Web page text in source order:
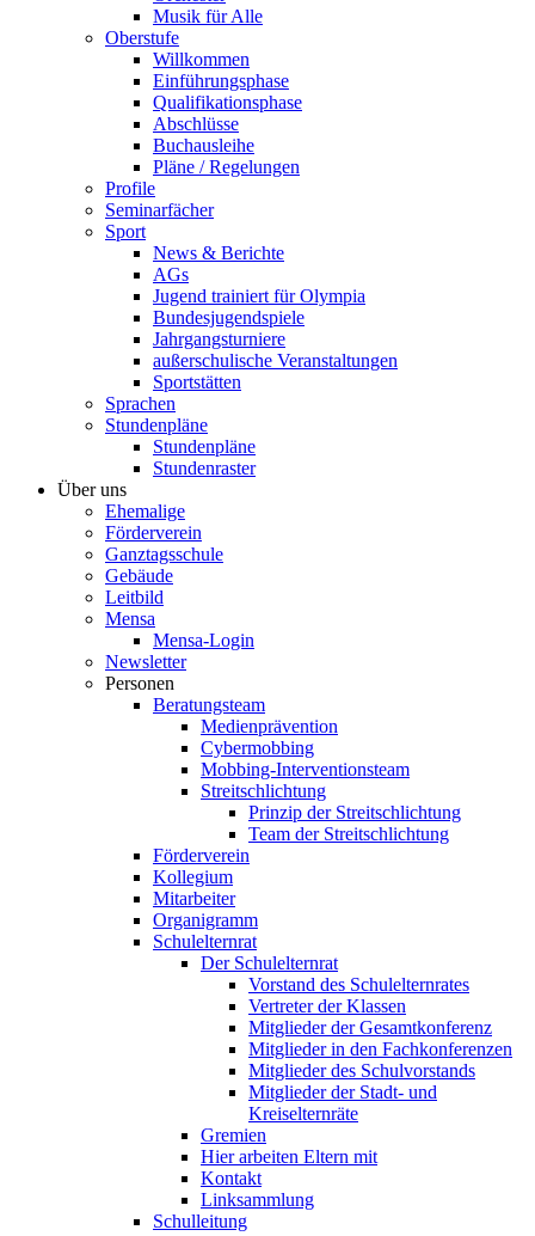
Musik für Alle
Oberstufe
Willkommen
Einführungsphase
Qualifikationsphase
Abschlüsse
Buchausleihe
Pläne / Regelungen
Profile
Seminarfächer
Sport
News & Berichte
AGs
Jugend trainiert für Olympia
Bundesjugendspiele
Jahrgangsturniere
außerschulische Veranstaltungen
Sportstätten
Sprachen
Stundenpläne
Stundenpläne
Stundenraster
Über uns
Ehemalige
Förderverein
Ganztagsschule
Gebäude
Leitbild
Mensa
Mensa-Login
Newsletter
Personen
Beratungsteam
Medienprävention
Cybermobbing
Mobbing-Interventionsteam
Streitschlichtung
Prinzip der Streitschlichtung
Team der Streitschlichtung
Förderverein
Kollegium
Mitarbeiter
Organigramm
Schulelternrat
Der Schulelternrat
Vorstand des Schulelternrates
Vertreter der Klassen
Mitglieder der Gesamtkonferenz
Mitglieder in den Fachkonferenzen
Mitglieder des Schulvorstands
Mitglieder der Stadt- und
Kreiselternräte
Gremien
Hier arbeiten Eltern mit
Kontakt
Linksammlung
Schulleitung